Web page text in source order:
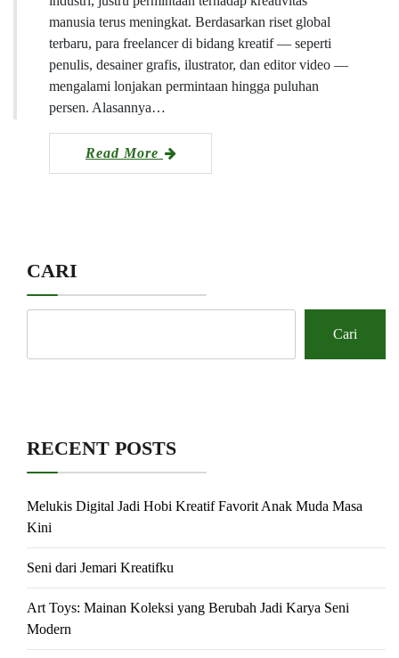
manusia terus meningkat. Berdasarkan riset global
terbaru, para freelancer di bidang kreatif — seperti
penulis, desainer grafis, ilustrator, dan editor video —
mengalami lonjakan permintaan hingga puluhan
persen. Alasannya…
Read More
CARI
Cari
RECENT POSTS
Melukis Digital Jadi Hobi Kreatif Favorit Anak Muda Masa
Kini
Seni dari Jemari Kreatifku
Art Toys: Mainan Koleksi yang Berubah Jadi Karya Seni
Modern